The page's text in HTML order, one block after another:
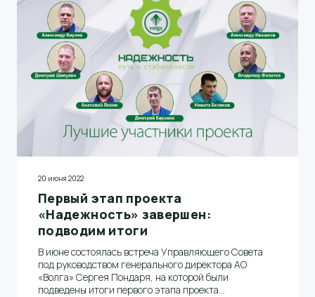
20 июня 2022
Первый этап проекта
«Надежность» завершен:
подводим итоги
В июне состоялась встреча Управляющего Совета
под руководством генерального директора АО
«Волга» Сергея Пондаря, на которой были
подведены итоги первого этапа проекта